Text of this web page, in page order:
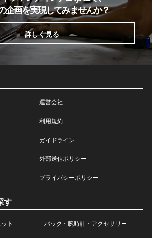
企画を実現してみませんか？
詳しく見る
運営会社
利用規約
ガイドライン
外部送信ポリシー
プライバシーポリシー
す
ト バック・腕時計・アクセサリー